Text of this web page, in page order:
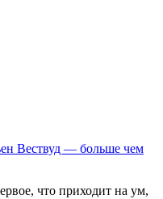
Вествуд — больше чем
что приходит на ум,